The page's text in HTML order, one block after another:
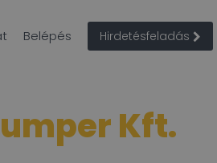
Belépés Hirdetésfeladás
Kft.